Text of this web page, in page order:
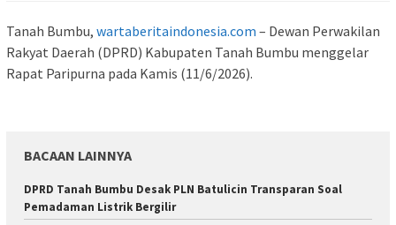
Tanah Bumbu, wartaberitaindonesia.com – Dewan Perwakilan
Rakyat Daerah (DPRD) Kabupaten Tanah Bumbu menggelar
Rapat Paripurna pada Kamis (11/6/2026).
BACAAN LAINNYA
DPRD Tanah Bumbu Desak PLN Batulicin Transparan Soal
Pemadaman Listrik Bergilir